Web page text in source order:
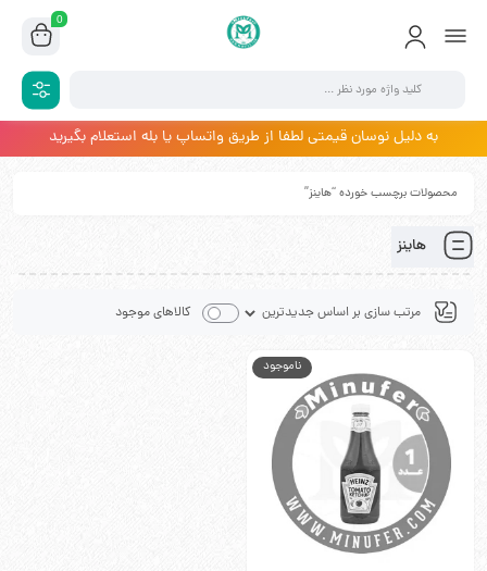
0
به دلیل نوسان قیمتی لطفا از طریق واتساپ یا بله استعلام بگیرید
محصولات برچسب خورده “هاینز”
هاینز
کالاهای موجود
ناموجود